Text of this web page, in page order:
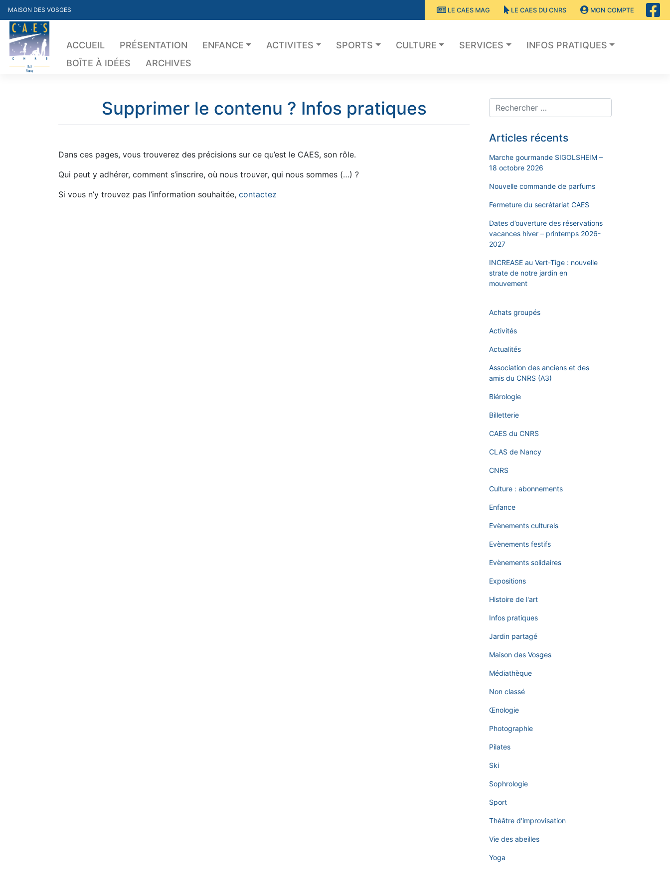
Skip
to
content
MAISON DES VOSGES LE CAES MAG LE CAES DU CNRS MON COMPTE
ACCUEIL PRÉSENTATION ENFANCE ACTIVITES SPORTS CULTURE SERVICES
INFOS PRATIQUES
BOÎTE À IDÉES
ARCHIVES
Supprimer le contenu ? Infos pratiques
Dans ces pages, vous trouverez des précisions sur ce qu’est le CAES, son rôle.
Qui peut y adhérer, comment s’inscrire, où nous trouver, qui nous sommes (…) ?
Si vous n’y trouvez pas l’information souhaitée, contactez
Articles récents
Marche gourmande SIGOLSHEIM –
18 octobre 2026
Nouvelle commande de parfums
Fermeture du secrétariat CAES
Dates d’ouverture des réservations
vacances hiver – printemps 2026-
2027
INCREASE au Vert-Tige : nouvelle
strate de notre jardin en
mouvement
Achats groupés
Activités
Actualités
Association des anciens et des
amis du CNRS (A3)
Biérologie
Billetterie
CAES du CNRS
CLAS de Nancy
CNRS
Culture : abonnements
Enfance
Evènements culturels
Evènements festifs
Evènements solidaires
Expositions
Histoire de l'art
Infos pratiques
Jardin partagé
Maison des Vosges
Médiathèque
Non classé
Œnologie
Photographie
Pilates
Ski
Sophrologie
Sport
Théâtre d'improvisation
Vie des abeilles
Yoga